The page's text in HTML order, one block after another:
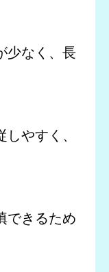
少なく、長
やすく、
できるため